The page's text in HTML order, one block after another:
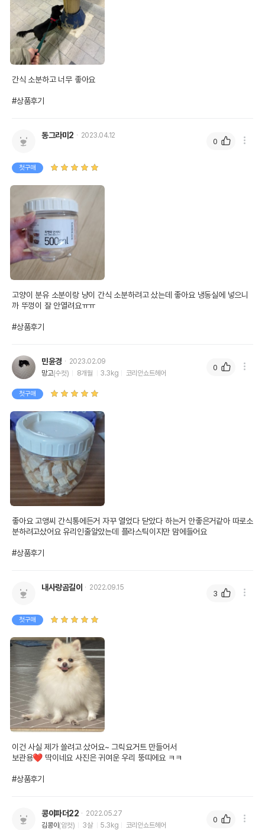
간식 소분하고 너무 좋아요
#상품후기
동그라미2 2023.04.12
첫구매
고양이 분유 소분이랑 냥이 간식 소분하려고 샀는데 좋아요 냉동실에 넣으니
까 뚜껑이 잘 안열려요ㅠㅠ
#상품후기
0
민윤경
2023.02.09
망고(수컷) 8개월 3.3kg 코리안쇼트헤어
첫구매
좋아요 고앵씨 간식통에든거 자꾸 열었다 닫았다 하는거 안좋은거같아 따로소
분하려고샀어요 유리인줄알았는데 플라스틱이지만 맘에들어요
#상품후기
0
내사랑곰길이 2022.09.15
첫구매
이건 사실 제가 쓸려고 샀어요~ 그릭요거트 만들어서
보관용❤ 딱이네요 사진은 귀여운 우리 뚱띠에요 ㅋㅋ
#상품후기
3
콩이파더22
2022.05.27
김콩이 (암컷) 3살 5.3kg 코리안쇼트헤어
0